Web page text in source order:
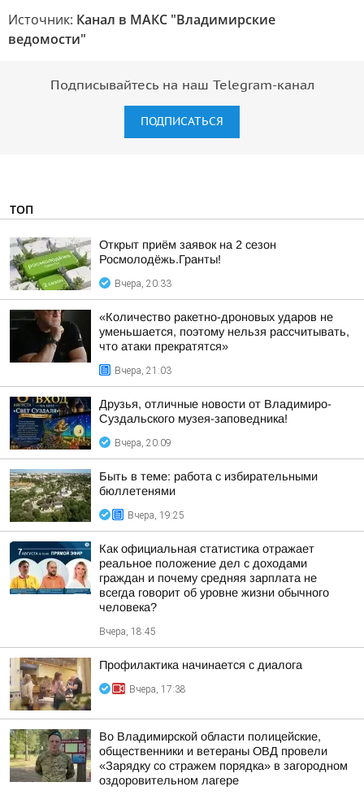
Источник: Канал в МАКС "Владимирские
ведомости"
Подписывайтесь на наш Telegram-канал
ПОДПИСАТЬСЯ
ТОП
Открыт приём заявок на 2 сезон
Росмолодёжь.Гранты!
Вчера, 20:33
«Количество ракетно-дроновых ударов не
уменьшается, поэтому нельзя рассчитывать,
что атаки прекратятся»
Вчера, 21:03
Друзья, отличные новости от Владимиро-
Суздальского музея-заповедника!
Вчера, 20:09
Быть в теме: работа с избирательными
бюллетенями
Вчера, 19:25
Как официальная статистика отражает
реальное положение дел с доходами
граждан и почему средняя зарплата не
всегда говорит об уровне жизни обычного
человека?
Вчера, 18:45
Профилактика начинается с диалога
Вчера, 17:38
Во Владимирской области полицейские,
общественники и ветераны ОВД провели
«Зарядку со стражем порядка» в загородном
оздоровительном лагере